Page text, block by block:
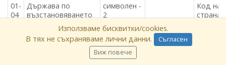
01-
04
Държава по
възстановяването
символен -
2
Код на
Използваме бисквитки/cookies.
В тях не съхраняваме лични данни.
Съгласен
Виж повече